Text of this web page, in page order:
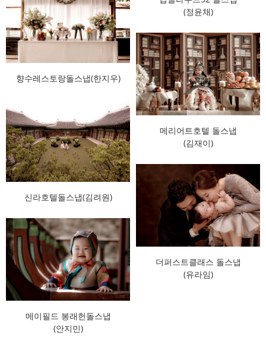
(정윤채)
향수레스토랑돌스냅(한지우)
메리어트호텔 돌스냅
(김재이)
신라호텔돌스냅(김려원)
더퍼스트클래스 돌스냅
(유라임)
메이필드 봉래헌돌스냅
(안지민)